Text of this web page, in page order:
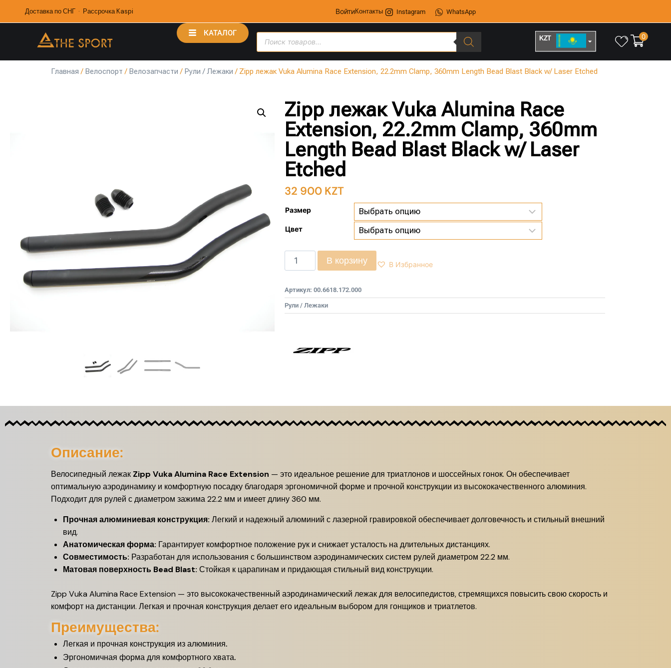
Доставка по СНГ · Рассрочка Kaspi ВойтиКонтакты Instagram WhatsApp
КАТАЛОГ
KZT 0
Главная / Велоспорт / Велозапчасти / Рули / Лежаки / Zipp лежак Vuka Alumina Race Extension, 22.2mm Clamp, 360mm Length Bead Blast Black w/ Laser Etched
Zipp лежак Vuka Alumina Race
Extension, 22.2mm Clamp, 360mm
Length Bead Blast Black w/ Laser
Etched
32 900 KZT
Размер
Цвет
В корзину В Избранное
Артикул: 00.6618.172.000
Рули / Лежаки
Описание:
Велосипедный лежак Zipp Vuka Alumina Race Extension — это идеальное решение для триатлонов и шоссейных гонок. Он обеспечивает
оптимальную аэродинамику и комфортную посадку благодаря эргономичной форме и прочной конструкции из высококачественного алюминия.
Подходит для рулей с диаметром зажима 22.2 мм и имеет длину 360 мм.
Прочная алюминиевая конструкция: Легкий и надежный алюминий с лазерной гравировкой обеспечивает долговечность и стильный внешний
вид.
Анатомическая форма: Гарантирует комфортное положение рук и снижает усталость на длительных дистанциях.
Совместимость: Разработан для использования с большинством аэродинамических систем рулей диаметром 22.2 мм.
Матовая поверхность Bead Blast: Стойкая к царапинам и придающая стильный вид конструкции.
Zipp Vuka Alumina Race Extension — это высококачественный аэродинамический лежак для велосипедистов, стремящихся повысить свою скорость и
комфорт на дистанции. Легкая и прочная конструкция делает его идеальным выбором для гонщиков и триатлетов.
Преимущества:
Легкая и прочная конструкция из алюминия.
Эргономичная форма для комфортного хвата.